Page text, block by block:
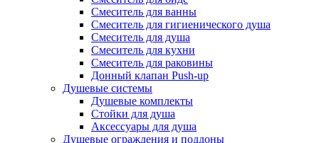
Смеситель для ванны
Смеситель для гигиенического душа
Смеситель для душа
Смеситель для кухни
Смеситель для раковины
Донный клапан Push-up
Душевые системы
Душевые комплекты
Стойки для душа
Аксессуары для душа
Душевые ограждения и поддоны